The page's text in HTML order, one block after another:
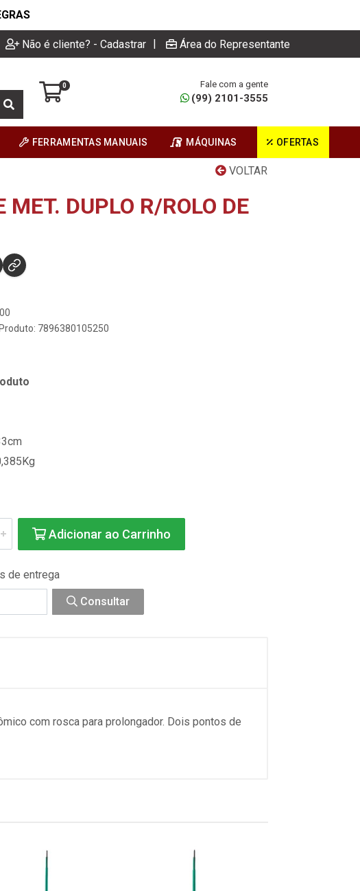
Não é cliente? - Cadastrar | Área do Representante
0 Fale com a gente
(99) 2101-3555
FERRAMENTAS MANUAIS MÁQUINAS OFERTAS
VOLTAR
MET. DUPLO R/ROLO DE
7896380105250
Adicionar ao Carrinho
de entrega
Consultar
com rosca para prolongador. Dois pontos de